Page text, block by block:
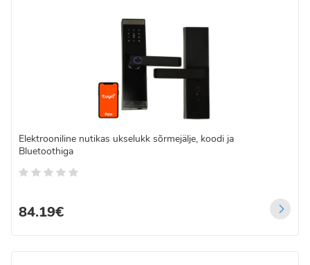
Elektrooniline nutikas ukselukk sõrmejälje, koodi ja
Bluetoothiga
84.19€